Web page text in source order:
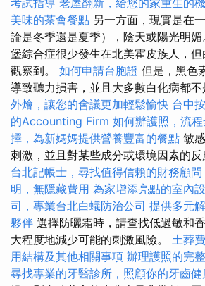
美味的茶會餐點 另一方面，現實是在
論是冬季還是夏季），陰天或陽光明
堡綜合症很少發生在北美霍皮族人，
觀察到。 如何申請台胞證 但是，黑色
導致聽力損害，並且大多數白化病都不
外燴，讓您的會議更加輕鬆愉快 台中
的Accounting Firm 如何辦護照，流
擇，為新媽媽提供營養豐富的餐點 敏
刺激，並且對某些成分或環境因素的反
台北記帳士，尋找值得信賴的財務顧問
明，無隱藏費用 為家增添亮點的室內
司，專業台北白蟻防治公司 提供多元
夥伴 選擇防曬霜時，請查找低過敏和
大程度地減少可能的刺激風險。 土葬
用結構及其他相關事項 辦理護照的完
尋找專業的牙醫診所，照顧你的牙齒健